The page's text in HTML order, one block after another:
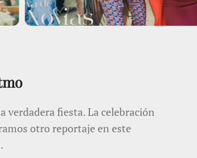
verdadera fiesta. La celebración
otro reportaje en este